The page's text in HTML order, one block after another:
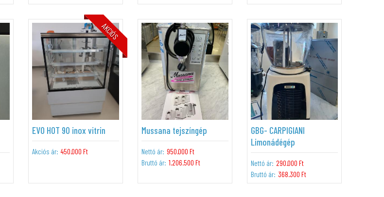
AKCIÓS
EVO HOT 90 inox vitrin
Akciós ár: 450.000 Ft
Mussana tejszíngép
Nettó ár: 950.000 Ft
Bruttó ár: 1.206.500 Ft
GBG- CARPIGIANI
Limonádégép
Nettó ár: 290.000 Ft
Bruttó ár: 368.300 Ft